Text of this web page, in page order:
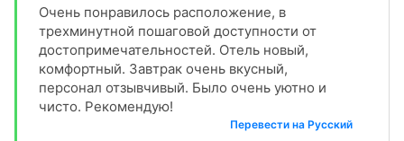
Очень понравилось расположение, в
трехминутной пошаговой доступности от
достопримечательностей. Отель новый,
комфортный. Завтрак очень вкусный,
персонал отзывчивый. Было очень уютно и
чисто. Рекомендую!
Перевести на Русский